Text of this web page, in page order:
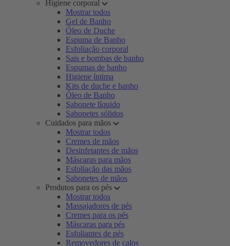
Higiene corporal
Mostrar todos
Gel de Banho
Óleo de Duche
Espuma de Banho
Esfoliação corporal
Sais e bombas de banho
Espumas de banho
Higiene íntima
Kits de duche e banho
Óleo de Banho
Sabonete líquido
Sabonetes sólidos
Cuidados para mãos
Mostrar todos
Cremes de mãos
Desinfetantes de mãos
Máscaras para mãos
Esfoliação das mãos
Sabonetes de mãos
Produtos para os pés
Mostrar todos
Massajadores de pés
Cremes para os pés
Máscaras para pés
Esfoliantes de pés
Removedores de calos